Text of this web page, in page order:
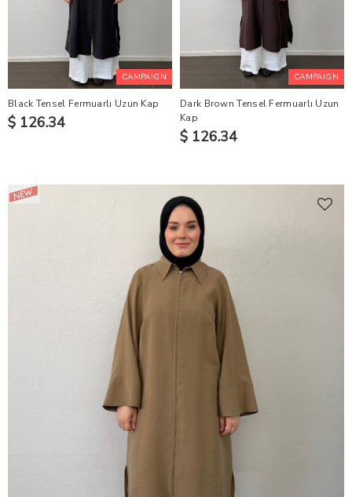
CAMPAIGN
Black Tensel Fermuarlı Uzun Kap
$ 126.34
CAMPAIGN
Dark Brown Tensel Fermuarlı Uzun
Kap
$ 126.34